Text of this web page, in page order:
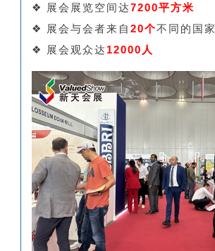
❖ 展会展览空间达7200平方米
❖ 展会与会者来自 20个不同的国家
❖ 展会观众达 12000人